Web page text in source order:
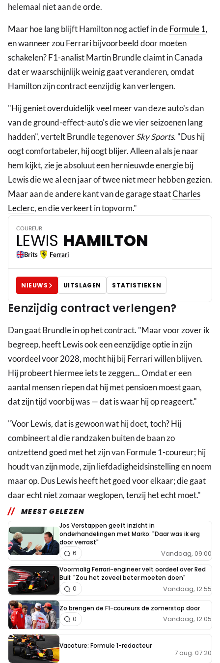
helemaal niet aan de orde.
Maar hoe lang blijft Hamilton nog actief in deFormule 1,
en wanneer zou Ferrari bijvoorbeeld door moeten
schakelen? F1-analist Martin Brundle claimt in Canada
dat er waarschijnlijk weinig gaat veranderen, omdat
Hamilton zijn contract eenzijdig kan verlengen.
"Hij geniet overduidelijk veel meer van deze auto's dan
van de ground-effect-auto's die we vier seizoenen lang
hadden", vertelt Brundle tegenoverSky Sports. "Dus hij
oogt comfortabeler, hij oogt blijer. Alleen al als je naar
hem kijkt, zie je absoluut een hernieuwde energie bij
Lewis die we al een jaar of twee niet meer hebben gezien.
Maar aan de andere kant van de garage staatCharles
Leclerc, en die verkeert in topvorm."
COUREUR
LEWIS HAMILTON
Brits Ferrari 44
NIEUWS UITSLAGEN STATISTIEKEN
Eenzijdig contract verlengen?
Dan gaat Brundle in op het contract. "Maar voor zover ik
begreep, heeft Lewis ook een eenzijdige optie in zijn
voordeel voor 2028, mocht hij bij Ferrari willen blijven.
Hij probeert hiermee iets te zeggen... Omdat er een
aantal mensen riepen dat hij met pensioen moest gaan,
dat zijn tijd voorbij was — dat is waar hij op reageert."
"Voor Lewis, dat is gewoon wat hij doet, toch? Hij
combineert al die randzaken buiten de baan zo
ontzettend goed met het zijn van Formule 1-coureur; hij
houdt van zijn mode, zijn liefdadigheidsinstelling en noem
maar op. Dus Lewis heeft het goed voor elkaar; die gaat
daar echt niet zomaar weglopen, tenzij het echt moet."
MEEST GELEZEN
Jos Verstappen geeft inzicht in
onderhandelingen met Marko: "Daar was ik erg
door verrast"
Vandaag, 09:00
6
Voormalig Ferrari-engineer velt oordeel over Red
Bull: "Zou het zoveel beter moeten doen"
Vandaag, 12:55
0
Zo brengen de F1-coureurs de zomerstop door
Vandaag, 12:05
0
Vacature: Formule 1-redacteur
7 aug. 07:20